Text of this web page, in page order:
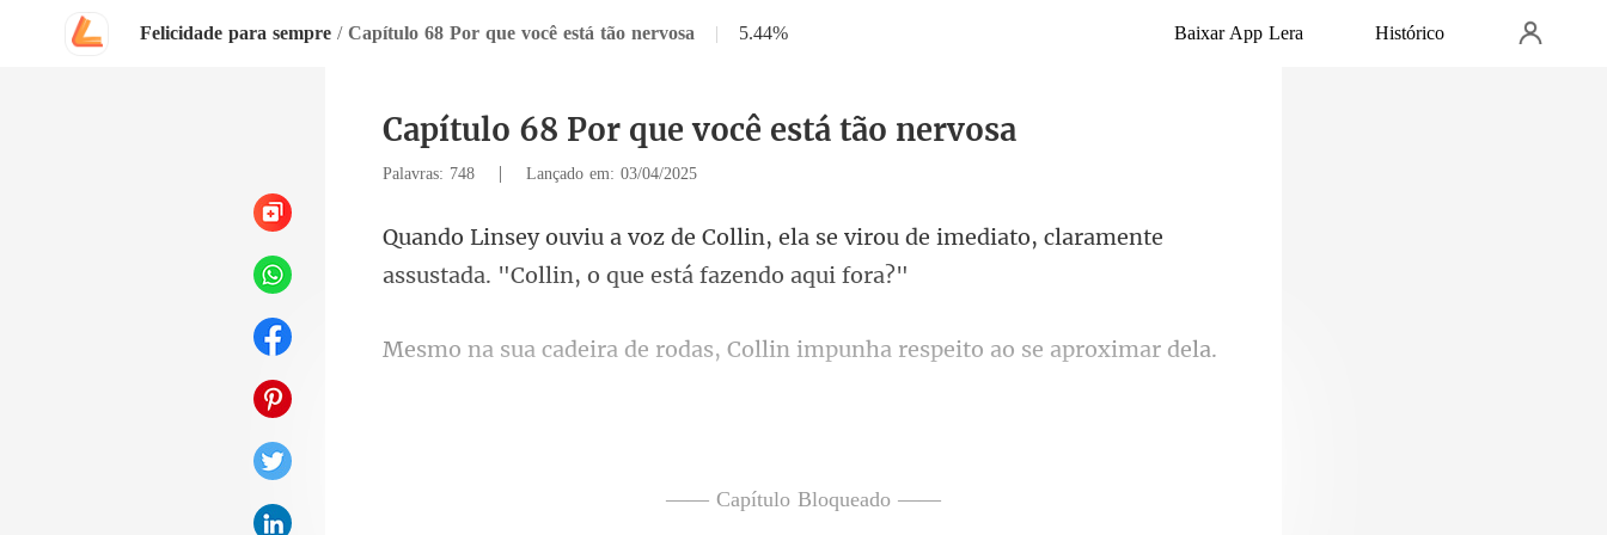
Felicidade para sempre / Capítulo 68 Por que você está tão nervosa | 5.44% Baixar App Lera Histórico
Capítulo 68 Por que você está tão nervosa
Palavras: 748 | Lançado em: 03/04/2025
se virou de imediato, claramente
assustad
odas, Collin impunha resp
—— Capítulo Bloqueado ——